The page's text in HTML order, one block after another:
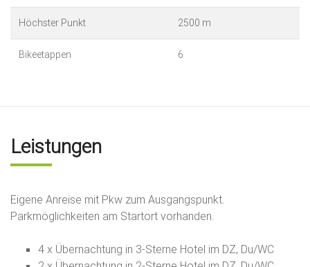
Höchster Punkt 2500 m
Bikeetappen 6
Leistungen
Eigene Anreise mit Pkw zum Ausgangspunkt.
Parkmöglichkeiten am Startort vorhanden.
4 x Übernachtung in 3-Sterne Hotel im DZ, Du/WC